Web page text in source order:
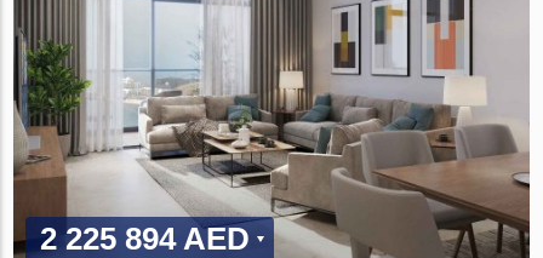
2 225 894 AED